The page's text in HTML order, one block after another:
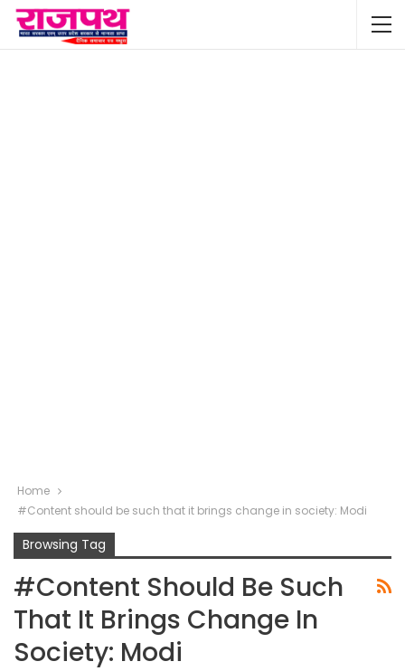
Home
#Content should be such that it brings change in society: Modi
Browsing Tag
#Content Should Be Such
That It Brings Change In
Society: Modi